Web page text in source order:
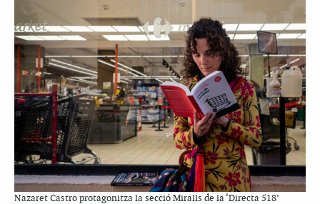
Nazaret Castro protagonitza la secció Miralls de la ‘Directa 518’